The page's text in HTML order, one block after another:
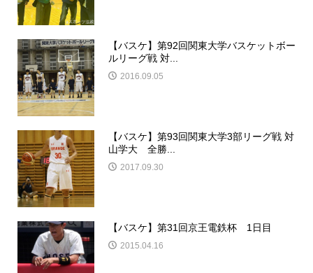
【バスケ】第92回関東大学バスケットボー
ルリーグ戦 対...
2016.09.05
【バスケ】第93回関東大学3部リーグ戦 対
山学大 全勝...
2017.09.30
【バスケ】第31回京王電鉄杯 1日目
2015.04.16